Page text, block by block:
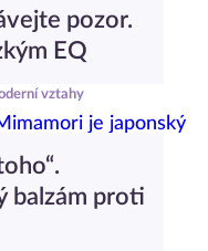
pozor.
EQ
vztahy
balzám proti